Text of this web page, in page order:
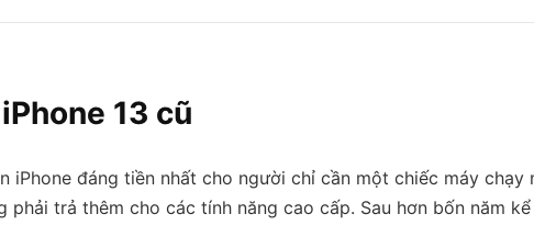
13 cũ
iPhone đáng tiền nhất cho người chỉ cần một chiếc máy
phải trả thêm cho các tính năng cao cấp. Sau hơn bốn năm